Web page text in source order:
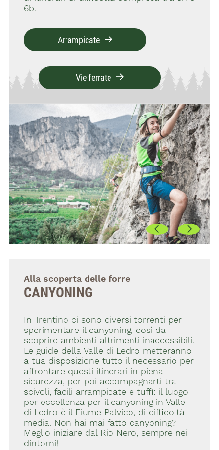
6b.
Arrampicate
Vie ferrate
Alla scoperta delle forre
CANYONING
In Trentino ci sono diversi torrenti per
sperimentare il canyoning, così da
scoprire ambienti altrimenti inaccessibili.
Le guide della Valle di Ledro metteranno
a tua disposizione tutto il necessario per
affrontare questi itinerari in piena
sicurezza, per poi accompagnarti tra
scivoli, facili arrampicate e tuffi: il luogo
per eccellenza per il canyoning in Valle
di Ledro è il Fiume Palvico, di difficoltà
media. Non hai mai fatto canyoning?
Meglio iniziare dal Rio Nero, sempre nei
dintorni!